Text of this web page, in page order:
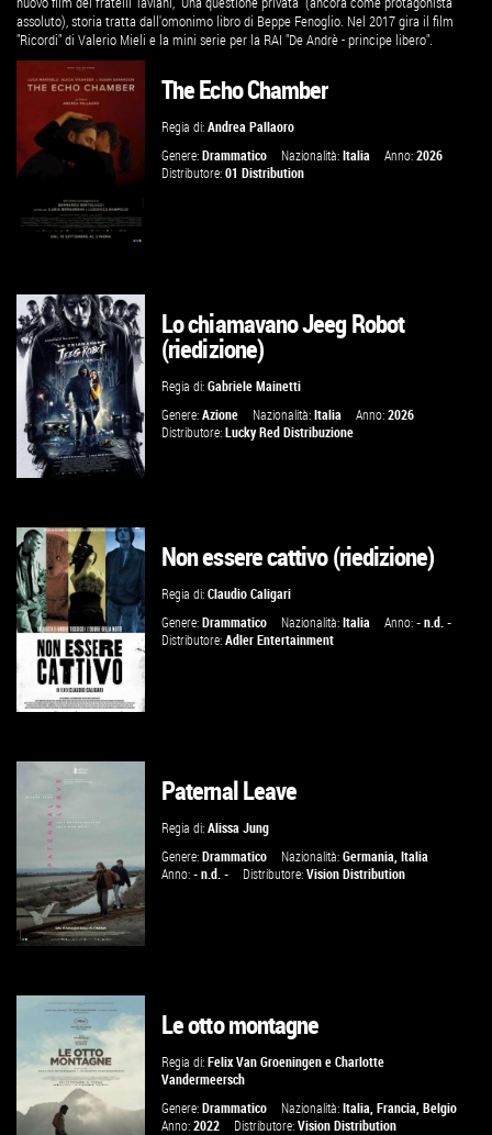
assoluto), storia tratta dall'omonimo libro di Beppe Fenoglio. Nel 2017 gira il film
"Ricordi" di Valerio Mieli e la mini serie per la RAI "De Andrè - principe libero".
GUARDA IL TRAILER
VAI ALLA SCHEDA
The Echo Chamber
Regia di:Andrea Pallaoro
Genere:Drammatico Nazionalità:Italia Anno:2026
Distributore:01 Distribution
GUARDA IL TRAILER
VAI ALLA SCHEDA
Lo chiamavano Jeeg Robot
(riedizione)
Regia di:Gabriele Mainetti
Genere:Azione Nazionalità:Italia Anno:2026
Distributore:Lucky Red Distribuzione
VAI ALLA SCHEDA
Non essere cattivo (riedizione)
Regia di:Claudio Caligari
Genere:Drammatico Nazionalità:Italia Anno:- n.d. -
Distributore:Adler Entertainment
GUARDA IL TRAILER
VAI ALLA SCHEDA
Paternal Leave
Regia di:Alissa Jung
Genere:Drammatico Nazionalità:Germania,Italia
Anno:- n.d. - Distributore:Vision Distribution
Le otto montagne
Regia di:Felix Van Groeningen eCharlotte
Vandermeersch
Genere:Drammatico Nazionalità:Italia ,Francia ,Belgio
Anno:2022 Distributore:Vision Distribution